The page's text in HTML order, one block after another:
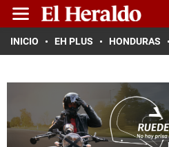
INICIO EH PLUS HONDURAS